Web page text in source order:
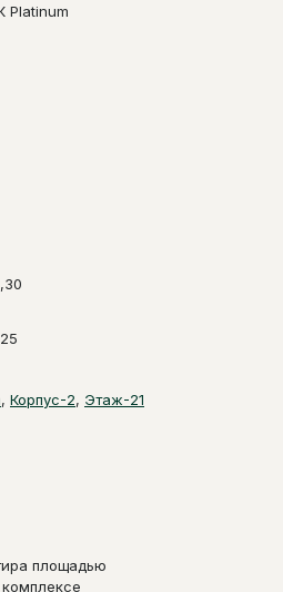
Platinum
, Корпус-2, Этаж-21
площадью